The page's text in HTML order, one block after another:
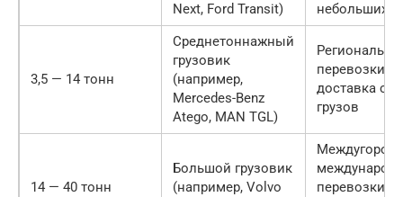
Next, Ford Transit)
небольших
3,5 — 14 тонн
Среднетоннажный
грузовик
(например,
Mercedes-Benz
Atego, MAN TGL)
перевозки,
доставка
грузов
14 — 40 тонн
Большой грузовик
(например, Volvo
перевозки,